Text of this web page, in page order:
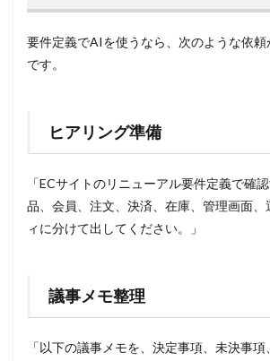
要件定義でAIを使うなら、次のような依
です。
ヒアリング準備
「ECサイトのリニューアル要件定義で確
品、会員、注文、決済、在庫、管理画面、
ィに分けて出してください。」
議事メモ整理
「以下の議事メモを、決定事項、未決事